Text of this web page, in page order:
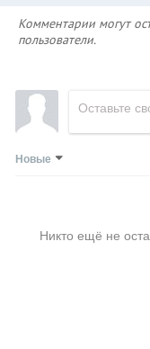
Комментарии могут
пользователи.
Новые
Никто ещё не